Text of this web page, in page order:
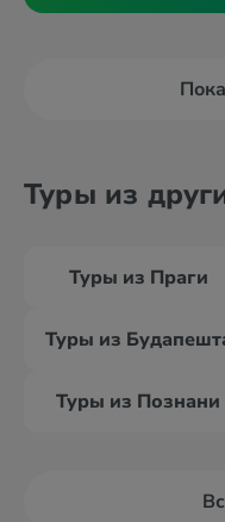
Туры из
Туры из Праги
Туры из
Туры из Познани